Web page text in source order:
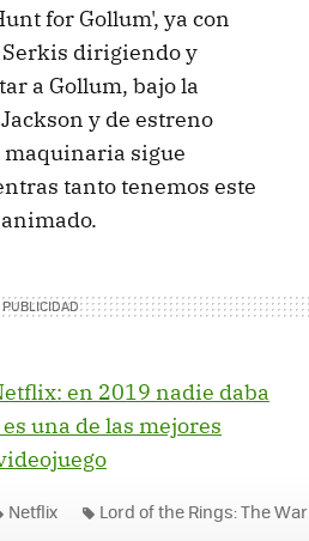
for Gollum', ya con
Serkis dirigiendo y
a Gollum, bajo la
y de estreno
sigue
tanto tenemos este
en 2019 nadie daba
una de las mejores
Netflix Lord of the Rings: The